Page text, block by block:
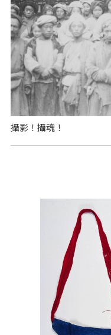
攝影！攝魂！